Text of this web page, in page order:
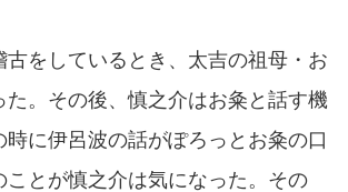
古をしているとき、太吉の祖母・お
た。その後、慎之介はお粂と話す機
に伊呂波の話がぽろっとお粂の口
ことが慎之介は気になった。その